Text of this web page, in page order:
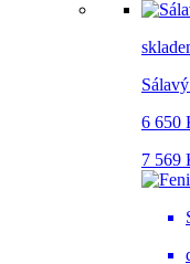
6 650
7 569